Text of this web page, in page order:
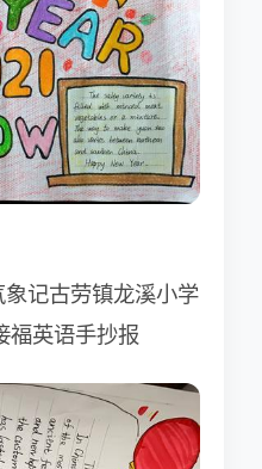
记古劳镇龙溪小学
福英语手抄报